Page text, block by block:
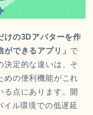
けの3Dアバターを作
できるアプリ」 で
決定的な違いは、そ
めの便利機能がこれ
る点にあります。開
ル環境での低遅延